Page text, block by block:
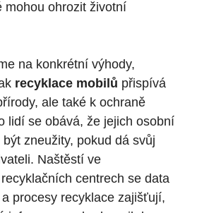
mohou ohrozit životní
na konkrétní výhody,
recyklace mobilů přispívá
ale také k ochraně
lidí se obává, že jejich osobní
zneužity, pokud dá svůj
Naštěstí ve
centrech se data
procesy recyklace zajišťují,